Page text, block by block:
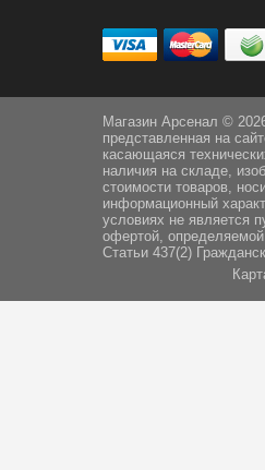
Магазин Арсенал ©
представленная на
касающаяся
наличия на складе,
стоимости товаров,
информационный
условиях не является
офертой,
Статьи 437(2)